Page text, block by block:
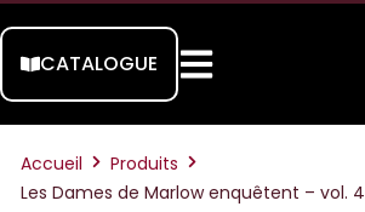
CATALOGUE
Accueil
Produits
Les Dames de Marlow enquêtent – vol. 4